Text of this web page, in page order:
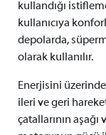
kullandığı
kullanıcıya
depolarda,
olarak kullanılır.
Enerjisini
ileri ve geri
çatallarının